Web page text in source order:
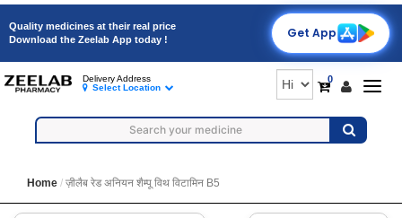
Quality medicines at their real price
Download the Zeelab App today !
Get App
0
Delivery Address
Select Location
Home ज़ीलैब रेड अनियन शैम्पू विथ विटामिन B5